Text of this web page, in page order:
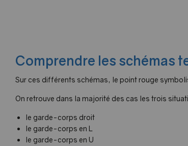
Comprendre les schémas
Sur ces différents schémas, le point rouge
On retrouve dans la majorité des cas les trois
le garde-corps droit
le garde-corps en L
le garde-corps en U